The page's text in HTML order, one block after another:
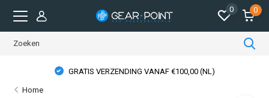
0 0
GRATIS VERZENDING VANAF €100,00 (NL)
Home